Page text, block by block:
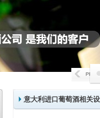
意大利进口葡萄酒相关